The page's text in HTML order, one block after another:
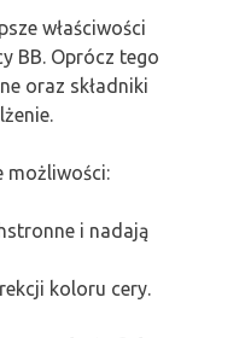
właściwości
BB. Oprócz tego
oraz składniki
możliwości:
i nadają
koloru cery.